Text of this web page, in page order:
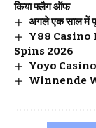
किया फ्लैग ऑफ
अगले एक साल में
Y88 Casino
Spins 2026
Yoyo
Winnende